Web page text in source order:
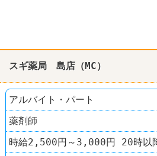
スギ薬局 島店（MC）
アルバイト・パート
薬剤師
時給2,500円～3,000円 20時以